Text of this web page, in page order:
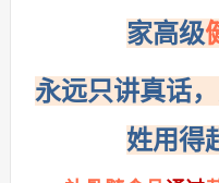
家高级
永远只讲真话
姓用得